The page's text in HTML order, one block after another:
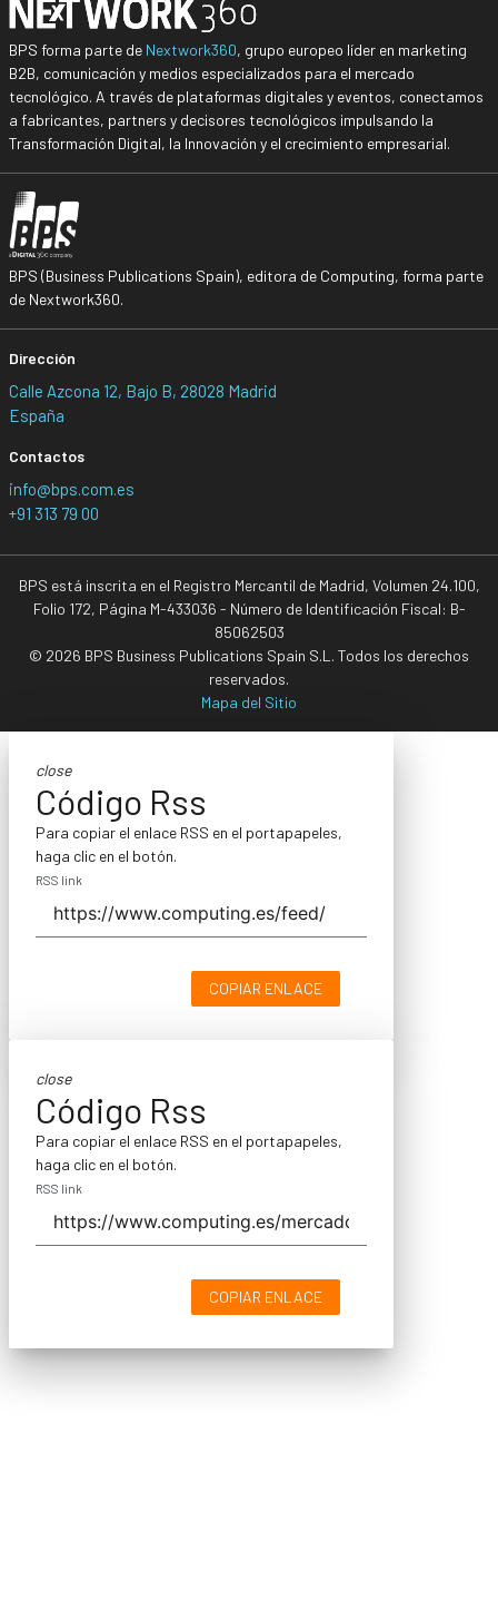
BPS forma parte de Nextwork360, grupo europeo líder en marketing
B2B, comunicación y medios especializados para el mercado
tecnológico. A través de plataformas digitales y eventos, conectamos
a fabricantes, partners y decisores tecnológicos impulsando la
Transformación Digital, la Innovación y el crecimiento empresarial.
BPS (Business Publications Spain), editora de Computing, forma parte
de Nextwork360.
Dirección
Calle Azcona 12, Bajo B, 28028 Madrid
España
Contactos
info@bps.com.es
+91 313 79 00
BPS está inscrita en el Registro Mercantil de Madrid, Volumen 24.100,
Folio 172, Página M-433036 - Número de Identificación Fiscal: B-
85062503
© 2026 BPS Business Publications Spain S.L. Todos los derechos
reservados.
Mapa del Sitio
close
Código Rss
Para copiar el enlace RSS en el portapapeles,
haga clic en el botón.
RSS link
COPIAR ENLACE
close
Código Rss
Para copiar el enlace RSS en el portapapeles,
haga clic en el botón.
RSS link
COPIAR ENLACE